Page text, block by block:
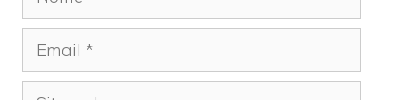
Email
Sito